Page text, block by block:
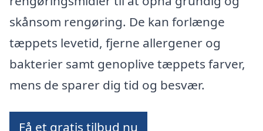
skånsom rengøring. De kan forlænge
tæppets levetid, fjerne allergener og
bakterier samt genoplive tæppets farver,
mens de sparer dig tid og besvær.
Få et gratis tilbud nu